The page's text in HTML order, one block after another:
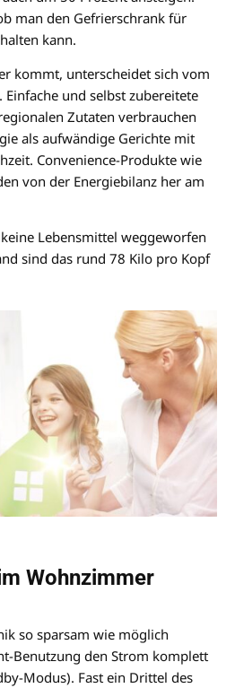
man den Gefrierschrank für
kann.
kommt, unterscheidet sich vom
und selbst zubereitete
Zutaten verbrauchen
als aufwändige Gerichte mit
Convenience-Produkte wie
von der Energiebilanz her am
Lebensmittel weggeworfen
sind das rund 78 Kilo pro Kopf
Wohnzimmer
so sparsam wie möglich
Benutzung den Strom komplett
Modus). Fast ein Drittel des